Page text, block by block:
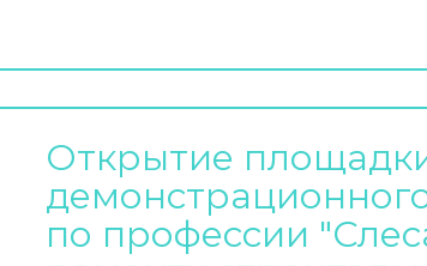
Открытие
по профессии